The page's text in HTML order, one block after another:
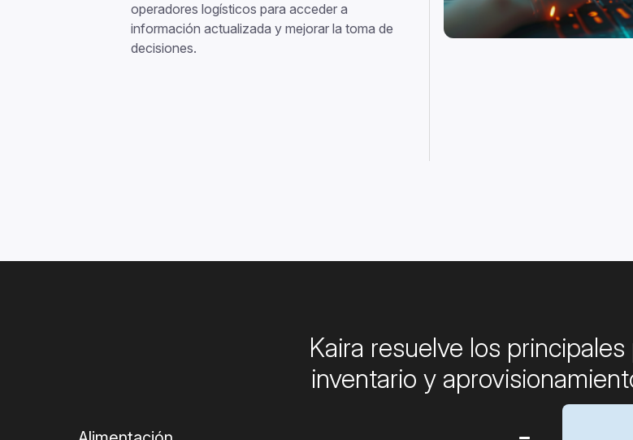
operadores logísticos para acceder a
información actualizada y mejorar la toma de
decisiones.
Kaira resuelve los
inventario y